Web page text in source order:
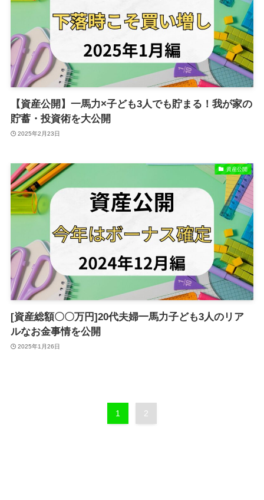
【資産公開】一馬力×子ども3人でも貯まる！我が家の
貯蓄・投資術を大公開
2025年2月23日
資産公開
[資産総額〇〇万円]20代夫婦一馬力子ども3人のリア
ルなお金事情を公開
2025年1月26日
1 2